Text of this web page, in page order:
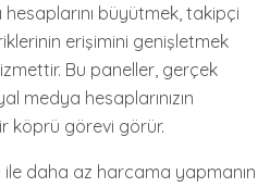
büyütmek, takipçi
erişimini genişletmek
Bu paneller, gerçek
medya hesaplarınızın
köprü görevi görür.
ile daha az harcama yapmanın